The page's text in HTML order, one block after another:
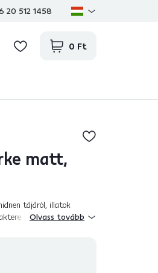
20 512 1458
0 Ft
matt,
tájáról, illatok
bárkit lenyűgöz.
Olvass tovább